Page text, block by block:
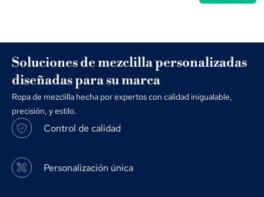
Soluciones de mezclilla personalizadas
diseñadas para su marca
Ropa de mezclilla hecha por expertos con calidad inigualable,
precisión, y estilo.
Control de calidad
Personalización única